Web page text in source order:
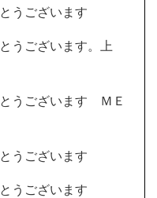
うございます
うございます。上
うございます ＭＥ
うございます
うございます